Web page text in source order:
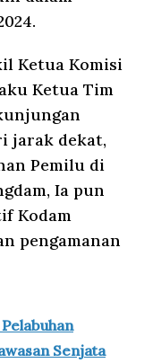
Ketua Komisi
Ketua Tim
jarak dekat,
Pemilu di
Ia pun
Kodam
pengamanan
Senjata